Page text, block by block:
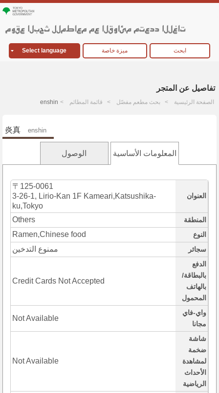
Select language ميزة خاصة ابحث
تفاصيل عن المتجر
الصفحة الرئيسية بحث مطعم مفصّل قائمة المطائم enshin
炎真 enshin
المعلومات الأساسية الوصول
العنوان
〒125-0061
3-26-1, Lirio-Kan 1F Kameari,Katsushika-
ku,Tokyo
المنطقة Others
النوع Ramen,Chinese food
سجائر ممنوع التدخين
الدفع
بالبطاقة/
بالهاتف
المحمول
Credit Cards Not Accepted
واي-فاي
مجانا
Not Available
شاشة
ضخمة
لمشاهدة
الأحداث
الرياضية
Not Available